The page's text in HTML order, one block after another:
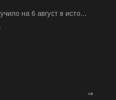
на 6 август в исто...
⇒